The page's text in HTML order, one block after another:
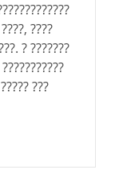
????
? ???????
???